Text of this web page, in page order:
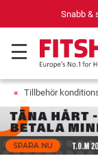
Snabb &
Tillbehör